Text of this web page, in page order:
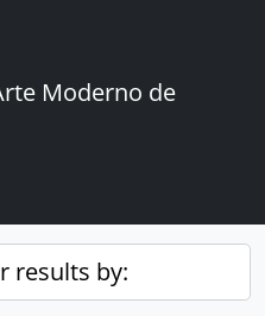
Moderno de
results by: